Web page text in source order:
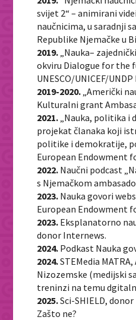
svijet 2“ – animirani
naučnicima, u saradnji
Republike Njemačke u
2019. „Nauka–
okviru Dialogue for the
UNESCO/UNICEF/UNDP
2019-2020. „Američki
Kulturalni grant
2021. „Nauka, politika i
projekat članaka koji
politike i demokratije,
European Endowment
2022. Naučni podcast
s Njemačkom
2023. Nauka govori
European Endowment
2023. Eksplanatorno
donor Internews.
2024. Podkast Nauka
2024.STEMedia
Nizozemske (medijski
treninzi na temu
2025.Sci-SHIELD,
Zašto ne?